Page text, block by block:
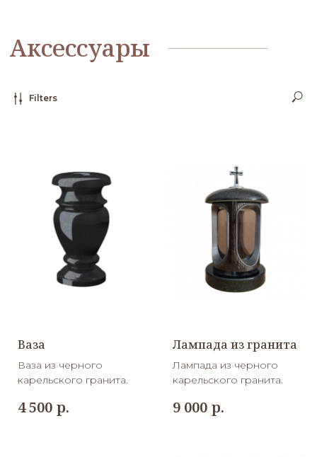
Filters
Ваза
Ваза из черного
карельского гранита.
4 500 р.
Лампада из гранита
Лампада из черного
карельского гранита.
9 000 р.